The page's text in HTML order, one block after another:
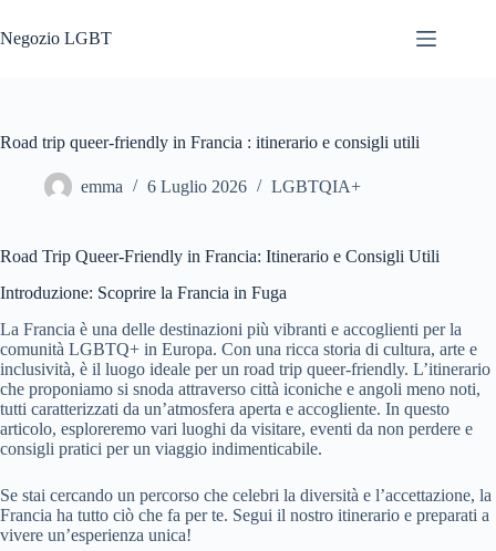
al
contenuto
Negozio LGBT
Road trip queer-friendly in Francia : itinerario e consigli utili
emma 6 Luglio 2026 LGBTQIA+
Road Trip Queer-Friendly in Francia: Itinerario e Consigli Utili
Introduzione: Scoprire la Francia in Fuga
La Francia è una delle destinazioni più vibranti e accoglienti per la
comunità LGBTQ+ in Europa. Con una ricca storia di cultura, arte e
inclusività, è il luogo ideale per un road trip queer-friendly. L’itinerario
che proponiamo si snoda attraverso città iconiche e angoli meno noti,
tutti caratterizzati da un’atmosfera aperta e accogliente. In questo
articolo, esploreremo vari luoghi da visitare, eventi da non perdere e
consigli pratici per un viaggio indimenticabile.
Se stai cercando un percorso che celebri la diversità e l’accettazione, la
Francia ha tutto ciò che fa per te. Segui il nostro itinerario e preparati a
vivere un’esperienza unica!